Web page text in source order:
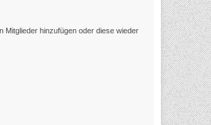
Mitglieder hinzufügen oder diese wieder